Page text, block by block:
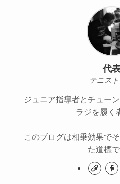
代
テニス
ジュニア指導者とチュー
ラジを履く
このブログは相乗効果で
た道標で